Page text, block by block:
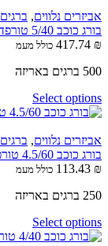
אביזרים נלווים, ברגים
בורג כוכב 5/40 טורפדו
417.74 ₪ כולל מעמ
500 ברגים באריזה
Select options
אביזרים נלווים, ברגים
בורג כוכב 4.5/60 טורפדו
113.43 ₪ כולל מעמ
250 ברגים באריזה
Select options